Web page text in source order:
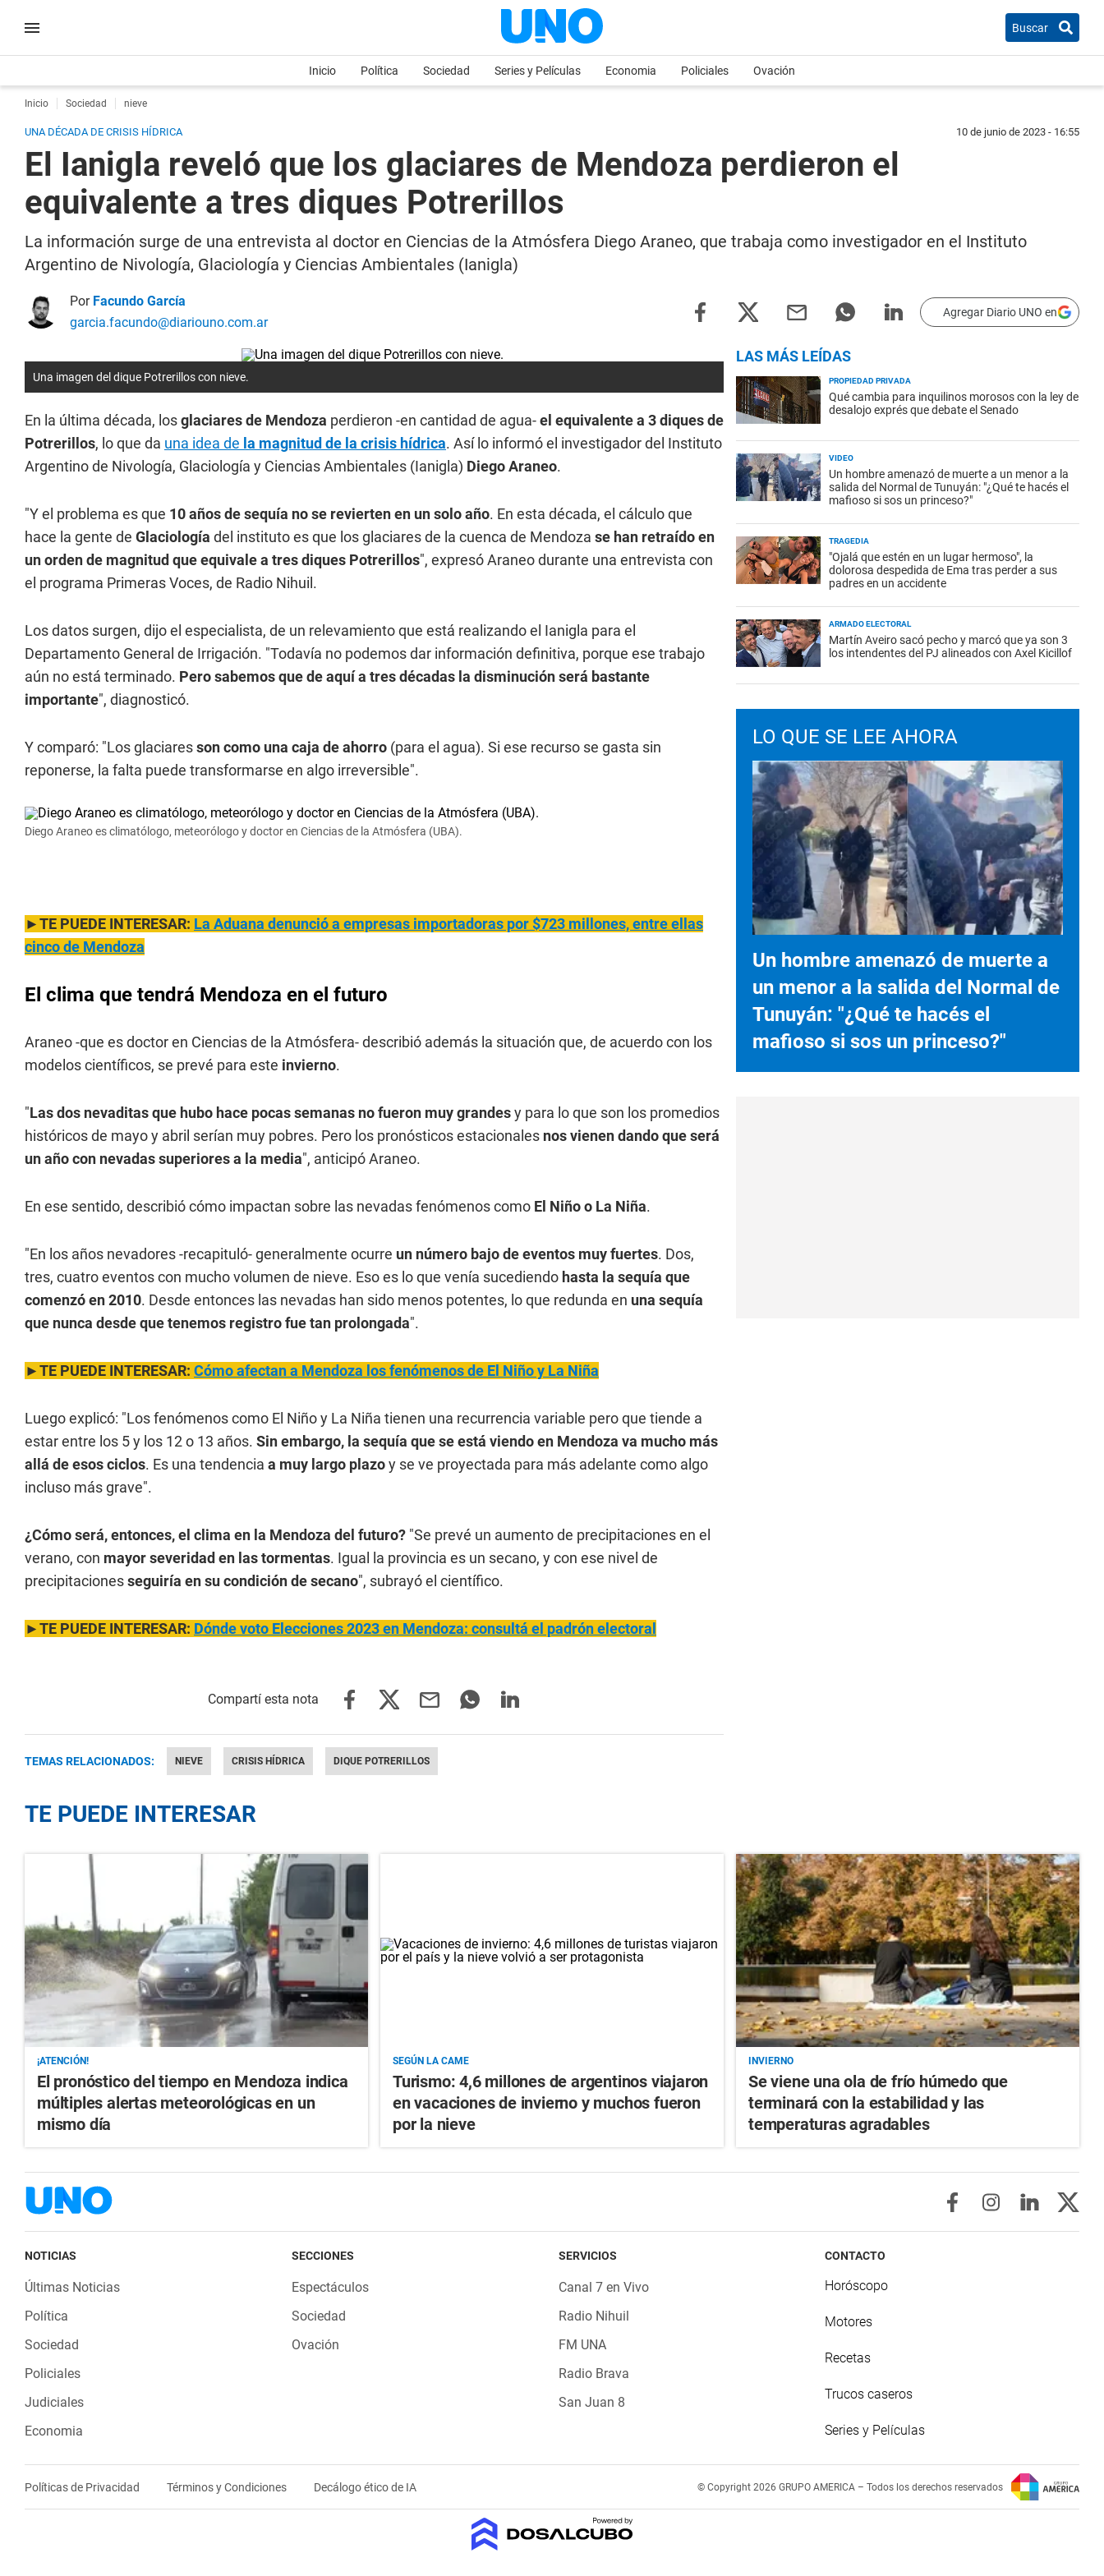
Buscar
Inicio Política Sociedad Series y Películas Economia Policiales Ovación
Inicio Sociedad nieve
UNA DÉCADA DE CRISIS HÍDRICA 10 de junio de 2023 - 16:55
El Ianigla reveló que los glaciares de Mendoza perdieron el
equivalente a tres diques Potrerillos
La información surge de una entrevista al doctor en Ciencias de la Atmósfera Diego Araneo, que trabaja como investigador en el Instituto
Argentino de Nivología, Glaciología y Ciencias Ambientales (Ianigla)
Por Facundo García
garcia.facundo@diariouno.com.ar
Agregar Diario UNO en
Una imagen del dique Potrerillos con nieve.
En la última década, losglaciares de Mendoza perdieron -en cantidad de agua-el equivalente a 3 diques de
Potrerillos, lo que da una idea de la magnitud de la crisis hídrica. Así lo informó el investigador del Instituto
Argentino de Nivología, Glaciología y Ciencias Ambientales (Ianigla) Diego Araneo.
"Y el problema es que 10 años de sequía no se revierten en un solo año. En esta década, el cálculo que
hace la gente de Glaciología del instituto es que los glaciares de la cuenca de Mendoza se han retraído en
un orden de magnitud que equivale a tres diques Potrerillos", expresó Araneo durante una entrevista con
el programa Primeras Voces, de Radio Nihuil.
Los datos surgen, dijo el especialista, de un relevamiento que está realizando el Ianigla para el
Departamento General de Irrigación. "Todavía no podemos dar información definitiva, porque ese trabajo
aún no está terminado. Pero sabemos que de aquí a tres décadas la disminución será bastante
importante", diagnosticó.
Y comparó: "Los glaciaresson como una caja de ahorro (para el agua). Si ese recurso se gasta sin
reponerse, la falta puede transformarse en algo irreversible".
Diego Araneo es climatólogo, meteorólogo y doctor en Ciencias de la Atmósfera (UBA).
►TE PUEDE INTERESAR: La Aduana denunció a empresas importadoras por $723 millones, entre ellas
cinco de Mendoza
El clima que tendrá Mendoza en el futuro
Araneo -que es doctor en Ciencias de la Atmósfera- describió además la situación que, de acuerdo con los
modelos científicos, se prevé para este invierno.
"Las dos nevaditas que hubo hace pocas semanas no fueron muy grandesy para lo que son los promedios
históricos de mayo y abril serían muy pobres. Pero los pronósticos estacionales nos vienen dando que será
un año con nevadas superiores a la media", anticipó Araneo.
En ese sentido, describió cómo impactan sobre las nevadas fenómenos como El Niño o La Niña.
"En los años nevadores -recapituló- generalmente ocurre un número bajo de eventos muy fuertes. Dos,
tres, cuatro eventos con mucho volumen de nieve. Eso es lo que venía sucediendo hasta la sequía que
comenzó en 2010. Desde entonces las nevadas han sido menos potentes, lo que redunda en una sequía
que nunca desde que tenemos registro fue tan prolongada".
►TE PUEDE INTERESAR: Cómo afectan a Mendoza los fenómenos de El Niño y La Niña
Luego explicó: "Los fenómenos como El Niño y La Niña tienen una recurrencia variable pero que tiende a
estar entre los 5 y los 12 o 13 años. Sin embargo, la sequía que se está viendo en Mendoza va mucho más
allá de esos ciclos. Es una tendencia a muy largo plazoy se ve proyectada para más adelante como algo
incluso más grave".
¿Cómo será, entonces, el clima en la Mendoza del futuro? "Se prevé un aumento de precipitaciones en el
verano, con mayor severidad en las tormentas. Igual la provincia es un secano, y con ese nivel de
precipitacionesseguiría en su condición de secano", subrayó el científico.
►TE PUEDE INTERESAR: Dónde voto Elecciones 2023 en Mendoza: consultá el padrón electoral
TEMAS RELACIONADOS: NIEVE CRISIS HÍDRICA DIQUE POTRERILLOS
LAS MÁS LEÍDAS
PROPIEDAD PRIVADA
Qué cambia para inquilinos morosos con la ley de
desalojo exprés que debate el Senado
VIDEO
Un hombre amenazó de muerte a un menor a la
salida del Normal de Tunuyán: "¿Qué te hacés el
mafioso si sos un princeso?"
TRAGEDIA
"Ojalá que estén en un lugar hermoso", la
dolorosa despedida de Ema tras perder a sus
padres en un accidente
ARMADO ELECTORAL
Martín Aveiro sacó pecho y marcó que ya son 3
los intendentes del PJ alineados con Axel Kicillof
LO QUE SE LEE AHORA
Un hombre amenazó de muerte a
un menor a la salida del Normal de
Tunuyán: "¿Qué te hacés el
mafioso si sos un princeso?"
TE PUEDE INTERESAR
¡ATENCIÓN!
El pronóstico del tiempo en Mendoza indica
múltiples alertas meteorológicas en un
mismo día
SEGÚN LA CAME
Turismo: 4,6 millones de argentinos viajaron
en vacaciones de invierno y muchos fueron
por la nieve
INVIERNO
Se viene una ola de frío húmedo que
terminará con la estabilidad y las
temperaturas agradables
NOTICIAS
Últimas Noticias
Política
Sociedad
Policiales
Judiciales
Economia
SECCIONES
Espectáculos
Sociedad
Ovación
SERVICIOS
Canal 7 en Vivo
Radio Nihuil
FM UNA
Radio Brava
San Juan 8
CONTACTO
Horóscopo
Motores
Recetas
Trucos caseros
Series y Películas
Políticas de Privacidad Términos y Condiciones Decálogo ético de IA © Copyright 2026 GRUPO AMERICA – Todos los derechos reservados